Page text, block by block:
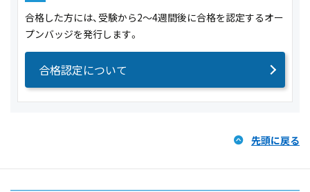
合格した方には、受験から2～4週間後に合格を認定するオー
プンバッジを発行します。
合格認定について
先頭に戻る